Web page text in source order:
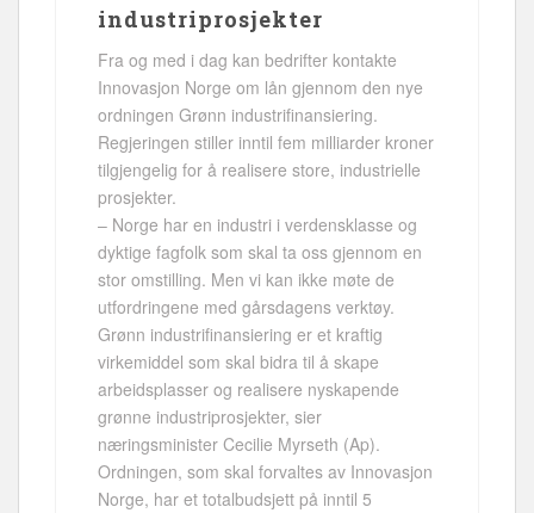
industriprosjekter
Fra og med i dag kan bedrifter kontakte
Innovasjon Norge om lån gjennom den nye
ordningen Grønn industrifinansiering.
Regjeringen stiller inntil fem milliarder kroner
tilgjengelig for å realisere store, industrielle
prosjekter.
– Norge har en industri i verdensklasse og
dyktige fagfolk som skal ta oss gjennom en
stor omstilling. Men vi kan ikke møte de
utfordringene med gårsdagens verktøy.
Grønn industrifinansiering er et kraftig
virkemiddel som skal bidra til å skape
arbeidsplasser og realisere nyskapende
grønne industriprosjekter, sier
næringsminister Cecilie Myrseth (Ap).
Ordningen, som skal forvaltes av Innovasjon
Norge, har et totalbudsjett på inntil 5